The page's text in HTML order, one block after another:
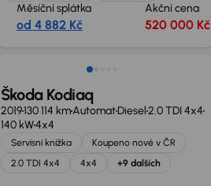
Měsíční splátka
od 4 882 Kč
Akční cena
520 000 Kč
Zlevněno o 20 000 Kč
Škoda Kodiaq
2019130 114 kmAutomatDiesel2.0 TDI 4x4
140 kW4x4
Servisní knížka
Koupeno nové v ČR
2.0 TDI 4x4
4x4 +9 dalších